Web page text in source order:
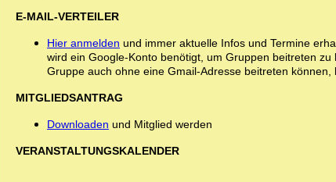
E-MAIL-VERTEILER
Hier anmelden und immer aktuelle Infos und Termine
wird ein Google-Konto benötigt, um Gruppen beitreten zu
Gruppe auch ohne eine Gmail-Adresse beitreten können,
MITGLIEDSANTRAG
Downloaden und Mitglied werden
VERANSTALTUNGSKALENDER